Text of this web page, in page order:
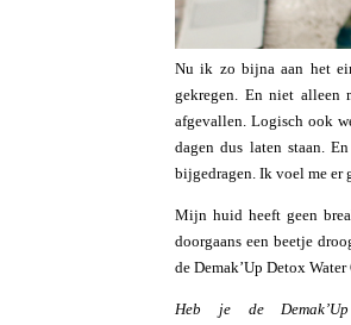
Nu ik zo bijna aan het
gekregen. En niet
afgevallen. Logisch ook
dagen dus laten staan.
bijgedragen. Ik voel me
Mijn huid heeft geen
doorgaans een beetje
de Demak’Up Detox
Heb je de